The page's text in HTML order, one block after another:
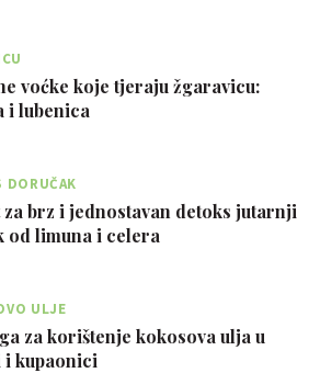
voćke koje tjeraju žgaravicu:
i lubenica
DORUČAK
za brz i jednostavan detoks jutarnji
od limuna i celera
ULJE
za korištenje kokosova ulja u
kupaonici